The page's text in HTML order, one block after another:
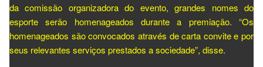
da comissão organizadora do evento, grandes nomes do
esporte serão homenageados durante a premiação. “Os
homenageados são convocados através de carta convite e por
seus relevantes serviços prestados a sociedade”, disse.